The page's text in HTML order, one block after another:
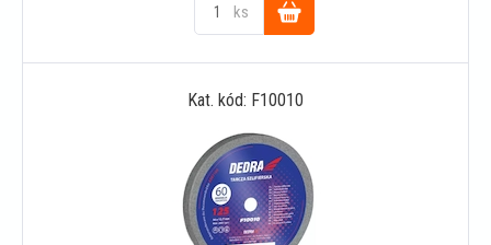
ks
Do
košíku
Kat. kód: F10010